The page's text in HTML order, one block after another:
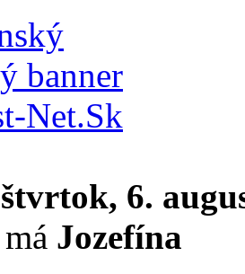
štvrtok, 6.
Jozefína